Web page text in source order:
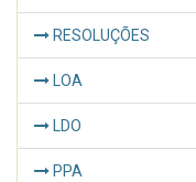
RESOLUÇÕES
LOA
LDO
PPA